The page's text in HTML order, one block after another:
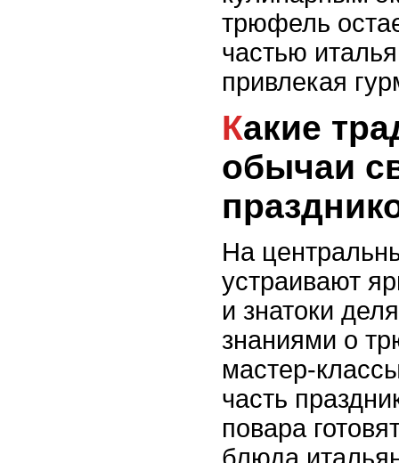
трюфель
частью
привлекая
Какие традиции и
обычаи
На
устраивают
и знатоки
знаниями о
мастер-
часть
повара